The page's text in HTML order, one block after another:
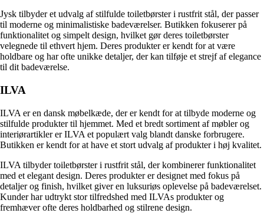
Jysk tilbyder et udvalg af stilfulde toiletbørster i rustfrit stål, der passer
til moderne og minimalistiske badeværelser. Butikken fokuserer på
funktionalitet og simpelt design, hvilket gør deres toiletbørster
velegnede til ethvert hjem. Deres produkter er kendt for at være
holdbare og har ofte unikke detaljer, der kan tilføje et strejf af elegance
til dit badeværelse.
ILVA
ILVA er en dansk møbelkæde, der er kendt for at tilbyde moderne og
stilfulde produkter til hjemmet. Med et bredt sortiment af møbler og
interiørartikler er ILVA et populært valg blandt danske forbrugere.
Butikken er kendt for at have et stort udvalg af produkter i høj kvalitet.
ILVA tilbyder toiletbørster i rustfrit stål, der kombinerer funktionalitet
med et elegant design. Deres produkter er designet med fokus på
detaljer og finish, hvilket giver en luksuriøs oplevelse på badeværelset.
Kunder har udtrykt stor tilfredshed med ILVAs produkter og
fremhæver ofte deres holdbarhed og stilrene design.